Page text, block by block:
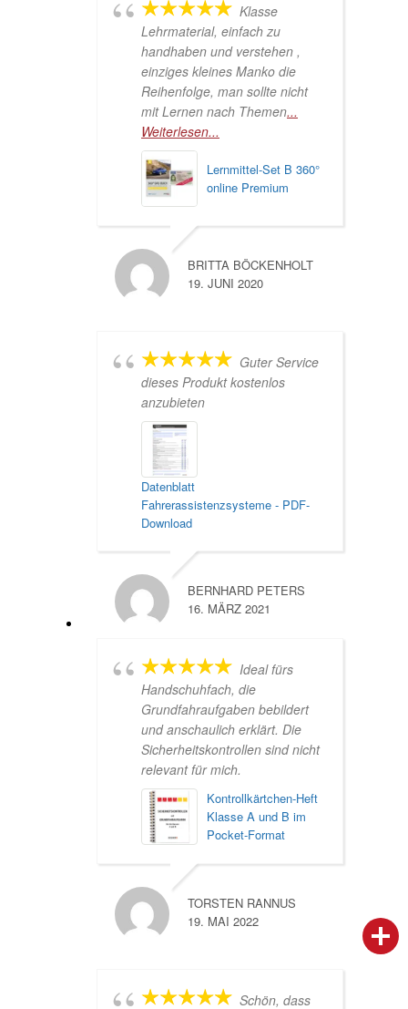
Klasse
Lehrmaterial, einfach zu
handhaben und verstehen ,
einziges kleines Manko die
Reihenfolge, man sollte nicht
mit Lernen nach Themen...
Weiterlesen...
Lernmittel-Set B 360°
online Premium
BRITTA BÖCKENHOLT
19. JUNI 2020
Guter Service
dieses Produkt kostenlos
anzubieten
Datenblatt
Fahrerassistenzsysteme - PDF-
Download
BERNHARD PETERS
16. MÄRZ 2021
Ideal fürs
Handschuhfach, die
Grundfahraufgaben bebildert
und anschaulich erklärt. Die
Sicherheitskontrollen sind nicht
relevant für mich.
Kontrollkärtchen-Heft
Klasse A und B im
Pocket-Format
TORSTEN RANNUS
19. MAI 2022
Schön, dass
person IHR FACHBERATER